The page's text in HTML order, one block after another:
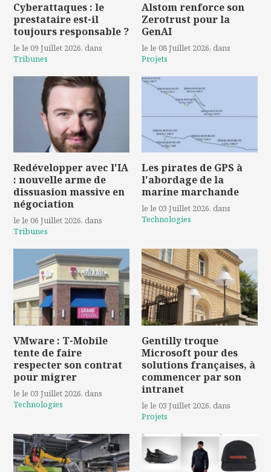
Cyberattaques : le
prestataire est-il
toujours responsable ?
le le 09 Juillet 2026, dans
Tribunes
Alstom renforce son
Zerotrust pour la
GenAI
le le 08 Juillet 2026, dans
Projets
Redévelopper avec l'IA
: nouvelle arme de
dissuasion massive en
négociation
le le 06 Juillet 2026, dans
Tribunes
Les pirates de GPS à
l'abordage de la
marine marchande
le le 03 Juillet 2026, dans
Technologies
VMware : T-Mobile
tente de faire
respecter son contrat
pour migrer
le le 03 Juillet 2026, dans
Technologies
Gentilly troque
Microsoft pour des
solutions françaises, à
commencer par son
intranet
le le 03 Juillet 2026, dans
Projets